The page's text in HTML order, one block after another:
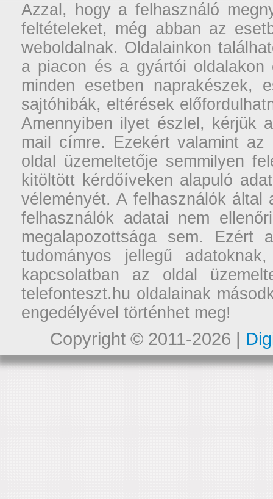
Azzal, hogy a felhasználó
feltételeket, még abban az
weboldalnak. Oldalainkon
a piacon és a gyártói oldalakon
minden esetben naprakészek,
sajtóhibák, eltérések
Amennyiben ilyet észlel, kérjük
mail címre. Ezekért valamint
oldal üzemeltetője semmilyen
kitöltött kérdőíveken alapuló
véleményét. A felhasználók
felhasználók adatai nem
megalapozottsága sem. Ezért
tudományos jellegű
kapcsolatban az oldal
telefonteszt.hu oldalainak
engedélyével történhet meg!
Copyright © 2011-2026 |